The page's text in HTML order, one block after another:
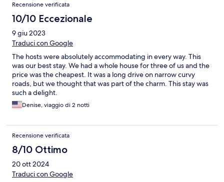
Recensione verificata
10/10 Eccezionale
9 giu 2023
Traduci con Google
The hosts were absolutely accommodating in every way. This
was our best stay. We had a whole house for three of us and the
price was the cheapest. It was a long drive on narrow curvy
roads, but we thought that was part of the charm. This stay was
such a delight.
Denise, viaggio di 2 notti
Recensione verificata
8/10 Ottimo
20 ott 2024
Traduci con Google